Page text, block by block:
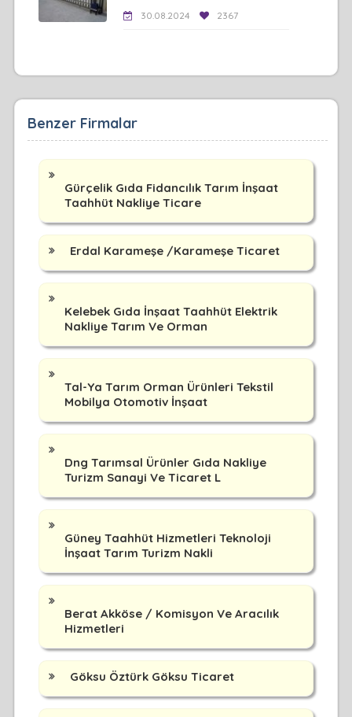
30.08.2024 2367
Benzer Firmalar
Gürçelik Gıda Fidancılık Tarım İnşaat
Taahhüt Nakliye Ticare
Erdal Karameşe /Karameşe Ticaret
Kelebek Gıda İnşaat Taahhüt Elektrik
Nakliye Tarım Ve Orman
Tal-Ya Tarım Orman Ürünleri Tekstil
Mobilya Otomotiv İnşaat
Dng Tarımsal Ürünler Gıda Nakliye
Turizm Sanayi Ve Ticaret L
Güney Taahhüt Hizmetleri Teknoloji
İnşaat Tarım Turizm Nakli
Berat Akköse / Komisyon Ve Aracılık
Hizmetleri
Göksu Öztürk Göksu Ticaret